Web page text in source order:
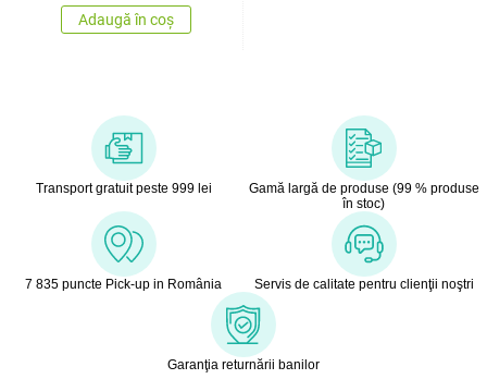
Adaugă în coș
Transport gratuit peste 999 lei
Gamă largă de produse (99 % produse
în stoc)
7 835 puncte Pick-up in România Servis de calitate pentru clienţii noştri
Garanţia returnării banilor